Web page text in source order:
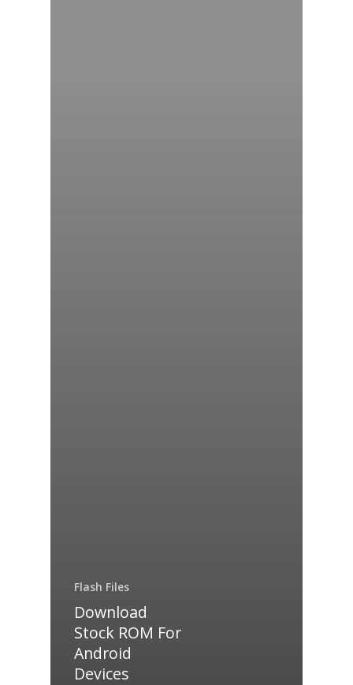
Flash Files
Download
Stock ROM For
Android
Devices